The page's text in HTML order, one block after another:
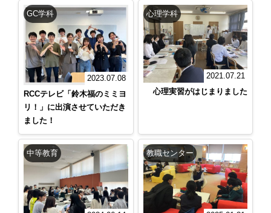
GC学科
2023.07.08
RCCテレビ「鈴木福のミミヨ
リ！」に出演させていただき
ました！
心理学科
2021.07.21
心理実習がはじまりました
中等教育 教職センター